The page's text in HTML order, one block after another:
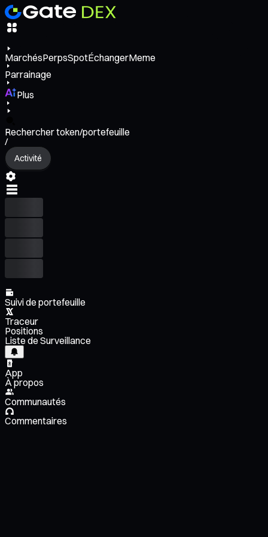
MarchésPerpsSpotÉchangerMeme
Parrainage
Plus
Rechercher token/portefeuille
/
Activité
Suivi de portefeuille
Traceur
Positions
Liste de Surveillance
App
À propos
Communautés
Commentaires